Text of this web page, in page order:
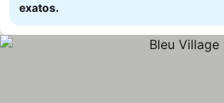
exatos.